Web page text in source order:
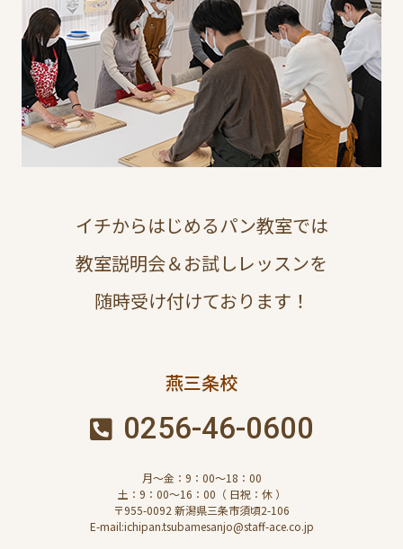
イチからはじめるパン教室では
教室説明会＆お試しレッスンを
随時受け付けております！
燕三条校
0256-46-0600
月～金：9：00～18：00
土：9：00～16：00（ 日祝：休 ）
〒955-0092 新潟県三条市須頃2-106
E-mail:ichipan.tsubamesanjo@staff-ace.co.jp